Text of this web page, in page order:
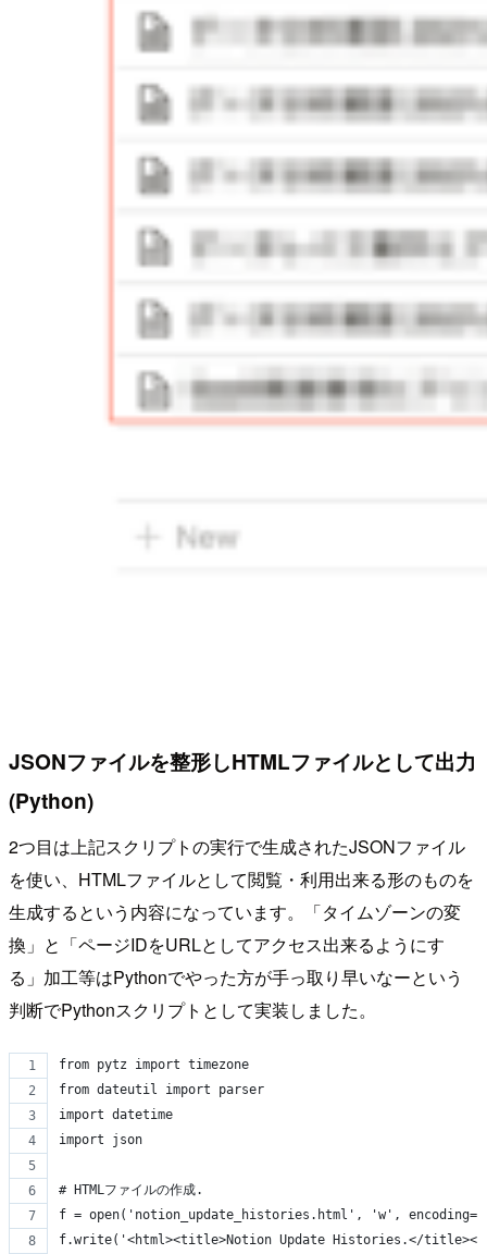
JSONファイルを整形しHTMLファイルとして出力
(Python)
2つ目は上記スクリプトの実行で生成されたJSONファイル
を使い、HTMLファイルとして閲覧・利用出来る形のものを
生成するという内容になっています。「タイムゾーンの変
換」と「ページIDをURLとしてアクセス出来るようにす
る」加工等はPythonでやった方が手っ取り早いなーという
判断でPythonスクリプトとして実装しました。
from pytz import timezone
from dateutil import parser
import datetime
import json
# HTMLファイルの作成.
f = open('notion_update_histories.html', 'w',
f.write('<html><title>Notion Update Histories.</